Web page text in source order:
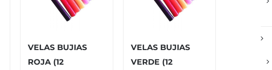
VELAS BUJIAS
ROJA (12
VELAS BUJIAS
VERDE (12